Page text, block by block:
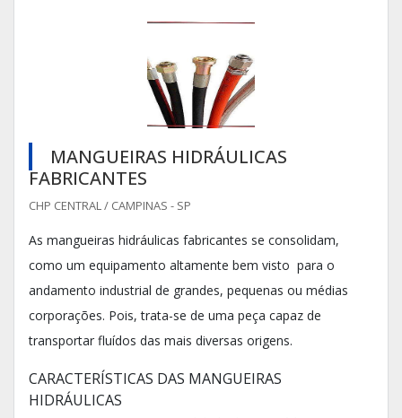
MANGUEIRAS HIDRÁULICAS
FABRICANTES
CHP CENTRAL / CAMPINAS - SP
As mangueiras hidráulicas fabricantes se consolidam,
como um equipamento altamente bem visto para o
andamento industrial de grandes, pequenas ou médias
corporações. Pois, trata-se de uma peça capaz de
transportar fluídos das mais diversas origens.
CARACTERÍSTICAS DAS MANGUEIRAS
HIDRÁULICAS